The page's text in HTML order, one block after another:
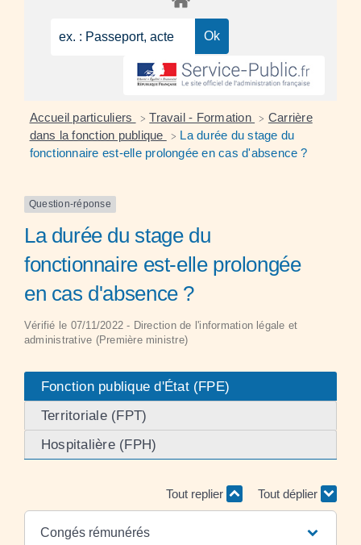
Accueil particuliers > Travail - Formation > Carrière
dans la fonction publique
> La durée du stage du
fonctionnaire est-elle prolongée en cas d'absence ?
Question-réponse
La durée du stage du
fonctionnaire est-elle prolongée
en cas d'absence ?
Vérifié le 07/11/2022 - Direction de l'information légale et
administrative (Première ministre)
Fonction publique d'État (FPE)
Territoriale (FPT)
Hospitalière (FPH)
Tout replier Tout déplier
Congés rémunérés